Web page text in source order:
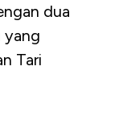
dua
yang
Tari